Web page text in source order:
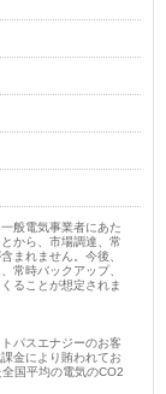
般電気事業者にあた
から、市場調達、常
まれません。今後、
常時バックアップ、
ることが想定されま
パスエナジーのお客
金により賄われてお
国平均の電気のCO2